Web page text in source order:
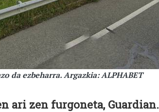
da ezbeharra. Argazkia: ALPHABET
ari zen furgoneta, Guardian.